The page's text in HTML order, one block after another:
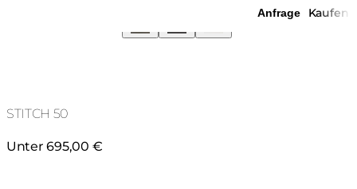
Anfrage Kaufen
STITCH 50
Unter 695,00 €